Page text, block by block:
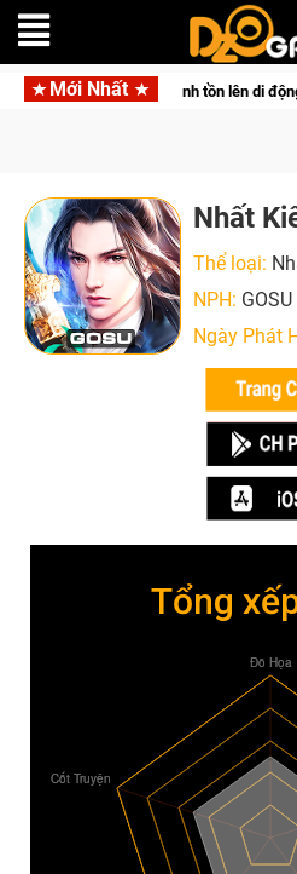
Mới Nhất
tấn săn thú sinh tồn lên di động với
Nhất
Thể loại:
NPH: GOSU
Ngày Phát
Tổng